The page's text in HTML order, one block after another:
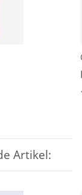
Artikel: